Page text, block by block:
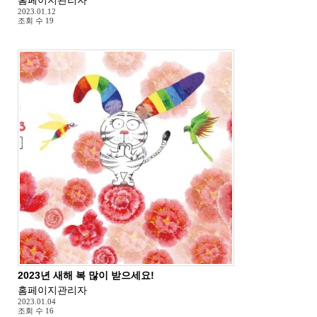
2023.01.12
조회 수 19
2023년 새해 복 많이 받으세요!
홈페이지관리자
2023.01.04
조회 수 16